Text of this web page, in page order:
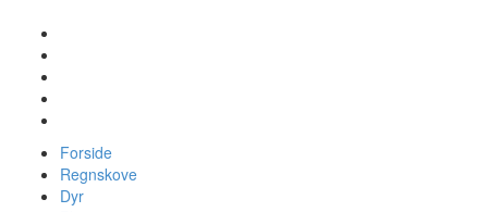
Forside
Regnskove
Dyr